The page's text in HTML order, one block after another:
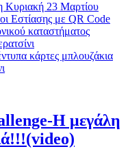
Κυριακή 23 Μαρτίου
Εστίασης με QR Code
καταστήματος
κάρτες μπλουζάκια
Η μεγάλη